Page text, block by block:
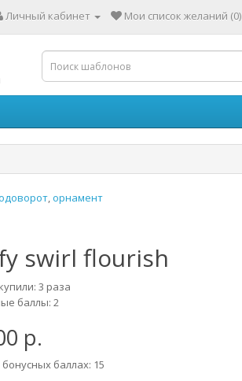
Личный кабинет Мои список желаний (0)
,орнамент
swirl flourish
3 раза
баллы: 2
р.
баллах: 15